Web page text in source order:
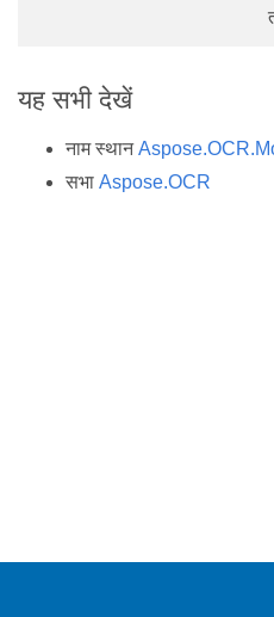
यह सभी देखें
नाम स्थान
सभा Aspose.OCR